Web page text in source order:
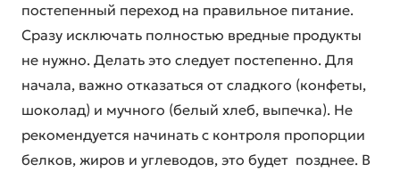
постепенный переход на правильное питание.
Сразу исключать полностью вредные продукты
не нужно. Делать это следует постепенно. Для
начала, важно отказаться от сладкого (конфеты,
шоколад) и мучного (белый хлеб, выпечка). Не
рекомендуется начинать с контроля пропорции
белков, жиров и углеводов, это будет позднее. В